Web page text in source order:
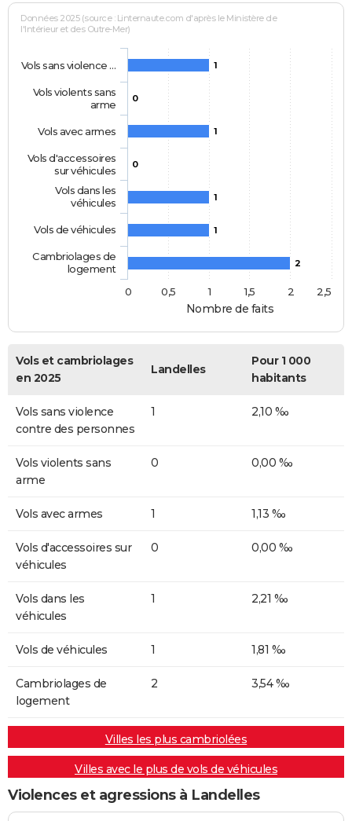
Nombre de faits
Données 2025 (source : Linternaute.com d'après le Ministère de
l'Intérieur et des Outre-Mer)
1
0
1
0
1
1
2
Vols sans violence …
Vols violents sans
arme
Vols avec armes
Vols d'accessoires
sur véhicules
Vols dans les
véhicules
Vols de véhicules
Cambriolages de
logement
0
0,5 1 1,5 2 2,5
Vols et cambriolages
en 2025
Landelles
Pour 1 000
habitants
Vols sans violence
contre des personnes
1 2,10 ‰
Vols violents sans
arme
0 0,00 ‰
Vols avec armes 1 1,13 ‰
Vols d'accessoires sur
véhicules
0 0,00 ‰
Vols dans les
véhicules
1 2,21 ‰
Vols de véhicules 1 1,81 ‰
Cambriolages de
logement
2 3,54 ‰
Villes les plus cambriolées
Villes avec le plus de vols de véhicules
Violences et agressions à Landelles